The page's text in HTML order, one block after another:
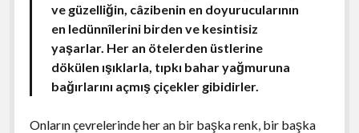
ve güzelliğin, câzibenin en doyurucularının
en ledünnîlerini birden ve kesintisiz
yaşarlar. Her an ötelerden üstlerine
dökülen ışıklarla, tıpkı bahar yağmuruna
bağırlarını açmış çiçekler gibidirler.
Onların çevrelerinde her an bir başka renk, bir başka